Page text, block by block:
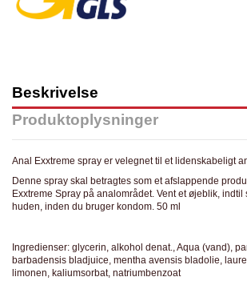
Beskrivelse
Produktoplysninger
Anal Exxtreme spray er velegnet til et lidenskabeligt
Denne spray skal betragtes som et afslappende
Exxtreme Spray på analområdet. Vent et øjeblik, indtil
huden, inden du bruger kondom. 50 ml
Ingredienser: glycerin, alkohol denat., Aqua (vand),
barbadensis bladjuice, mentha avensis bladolie,
limonen, kaliumsorbat, natriumbenzoat